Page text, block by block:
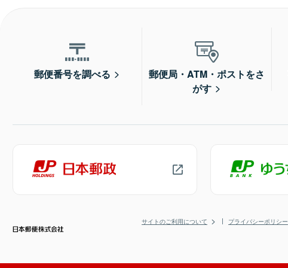
郵便番号を調べる
郵便局・ATM・ポストをさ
がす
サイトのご利用について プライバシーポリシー